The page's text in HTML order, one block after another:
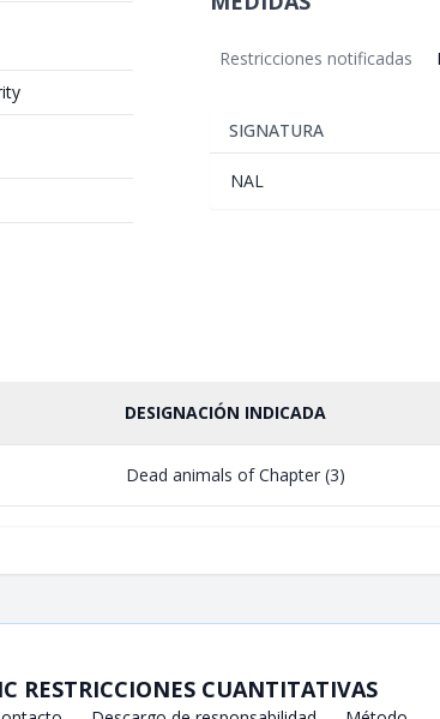
Restricciones notificadas
SIGNATURA
NAL
DESIGNACIÓN INDICADA
Dead animals of Chapter (3)
RESTRICCIONES CUANTITATIVAS